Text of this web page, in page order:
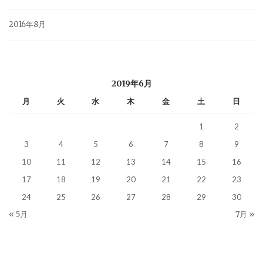
2016年8月
2019年6月
月 火 水 木 金 土 日
1
2
3
4 5 6 7 8
9
10
11 12 13 14 15
16
17
18 19 20 21 22
23
24
25 26 27 28 29 30
« 5月 7月 »